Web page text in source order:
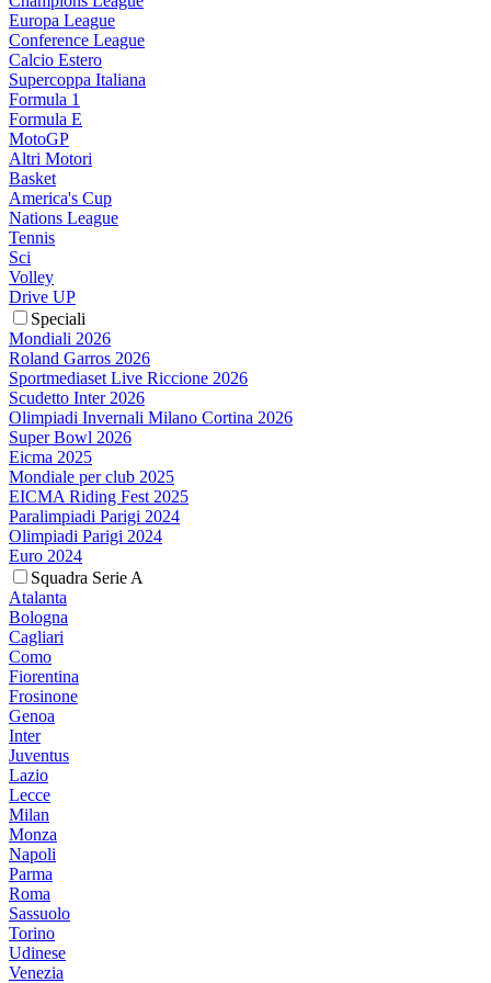
Europa League
Conference League
Calcio Estero
Supercoppa Italiana
Formula 1
Formula E
MotoGP
Altri Motori
Basket
America's Cup
Nations League
Tennis
Sci
Volley
Drive UP
Speciali
Mondiali 2026
Roland Garros 2026
Sportmediaset Live Riccione 2026
Scudetto Inter 2026
Olimpiadi Invernali Milano Cortina 2026
Super Bowl 2026
Eicma 2025
Mondiale per club 2025
EICMA Riding Fest 2025
Paralimpiadi Parigi 2024
Olimpiadi Parigi 2024
Euro 2024
Squadra Serie A
Atalanta
Bologna
Cagliari
Como
Fiorentina
Frosinone
Genoa
Inter
Juventus
Lazio
Lecce
Milan
Monza
Napoli
Parma
Roma
Sassuolo
Torino
Udinese
Venezia